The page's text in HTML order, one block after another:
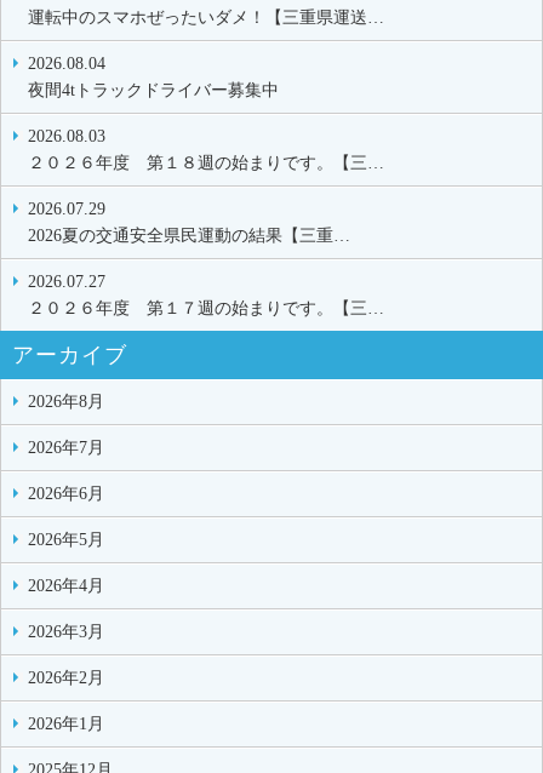
運転中のスマホぜったいダメ！【三重県運送…
2026.08.04
夜間4tトラックドライバー募集中
2026.08.03
２０２６年度 第１８週の始まりです。【三…
2026.07.29
2026夏の交通安全県民運動の結果【三重…
2026.07.27
２０２６年度 第１７週の始まりです。【三…
アーカイブ
2026年8月
2026年7月
2026年6月
2026年5月
2026年4月
2026年3月
2026年2月
2026年1月